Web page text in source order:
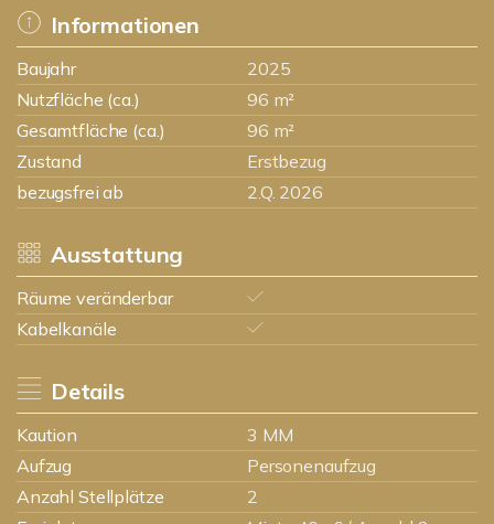
Informationen
Baujahr
2025
Nutzfläche (ca.)
96 m²
Gesamtfläche (ca.)
96 m²
Zustand
Erstbezug
bezugsfrei ab
2.Q. 2026
Ausstattung
Räume veränderbar
Kabelkanäle
Details
Kaution
3 MM
Aufzug
Personenaufzug
Anzahl Stellplätze
2